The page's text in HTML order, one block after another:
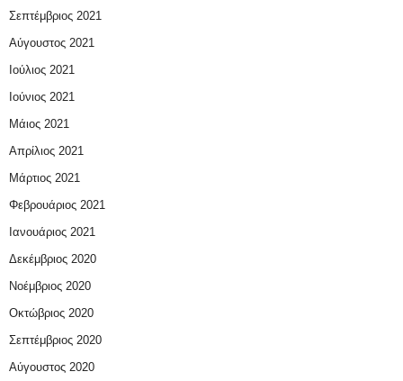
Σεπτέμβριος 2021
Αύγουστος 2021
Ιούλιος 2021
Ιούνιος 2021
Μάιος 2021
Απρίλιος 2021
Μάρτιος 2021
Φεβρουάριος 2021
Ιανουάριος 2021
Δεκέμβριος 2020
Νοέμβριος 2020
Οκτώβριος 2020
Σεπτέμβριος 2020
Αύγουστος 2020